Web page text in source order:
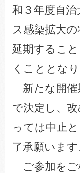
和３年度自
ス感染拡大
延期するこ
くこととなり
新たな開催
で決定し、
っては中止
了承願います
ご参加をご